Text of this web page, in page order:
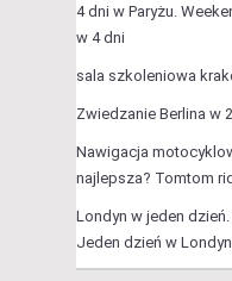
4 dni w Paryżu.
w 4 dni
sala szkoleniowa
Zwiedzanie Berlina w
Nawigacja
najlepsza? Tomtom
Londyn w jeden
Jeden dzień w